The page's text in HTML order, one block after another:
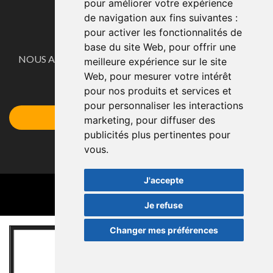
pour améliorer votre expérience
de navigation aux fins suivantes :
pour activer les fonctionnalités de
base du site Web, pour offrir une
meilleure expérience sur le site
Web, pour mesurer votre intérêt
pour nos produits et services et
pour personnaliser les interactions
marketing, pour diffuser des
publicités plus pertinentes pour
vous.
J'accepte
Je refuse
Changer mes préférences
CONTACTE
NOUS ADAPTONS NOS PRODUITS AUX BESOINS DE
NOS CLIENTS.
Demandez votre devis ici
Accéder au Formulaire